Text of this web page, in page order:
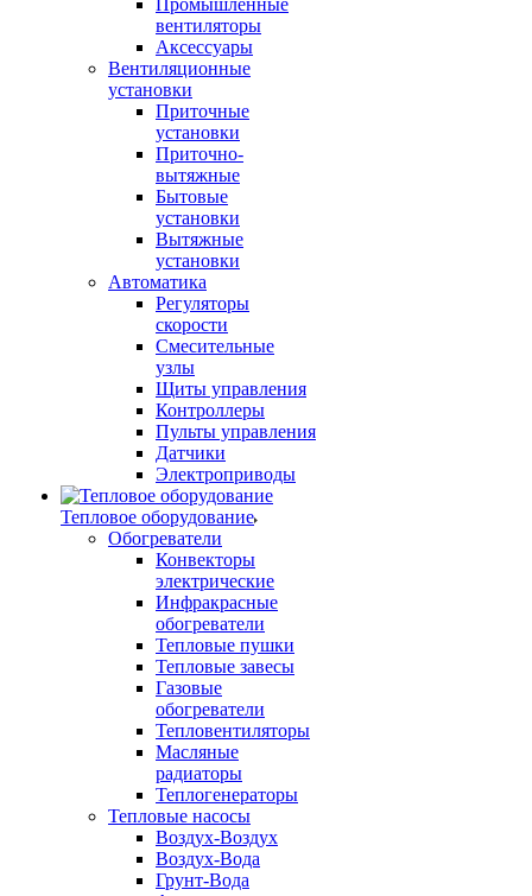
Промышленные
вентиляторы
Аксессуары
Вентиляционные
установки
Приточные
установки
Приточно-
вытяжные
Бытовые
установки
Вытяжные
установки
Автоматика
Регуляторы
скорости
Смесительные
узлы
Щиты управления
Контроллеры
Пульты управления
Датчики
Электроприводы
Тепловое оборудование
Обогреватели
Конвекторы
электрические
Инфракрасные
обогреватели
Тепловые пушки
Тепловые завесы
Газовые
обогреватели
Тепловентиляторы
Масляные
радиаторы
Теплогенераторы
Тепловые насосы
Воздух-Воздух
Воздух-Вода
Грунт-Вода